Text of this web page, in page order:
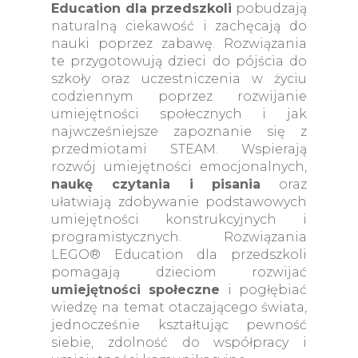
Education dla przedszkoli pobudzają
naturalną ciekawość i zachęcają do
nauki poprzez zabawę. Rozwiązania
te przygotowują dzieci do pójścia do
szkoły oraz uczestniczenia w życiu
codziennym poprzez rozwijanie
umiejętności społecznych i jak
najwcześniejsze zapoznanie się z
przedmiotami STEAM. Wspierają
rozwój umiejętności emocjonalnych,
naukę czytania i pisania oraz
ułatwiają zdobywanie podstawowych
umiejętności konstrukcyjnych i
programistycznych. Rozwiązania
LEGO® Education dla przedszkoli
pomagają dzieciom rozwijać
umiejętności społeczne i pogłębiać
wiedzę na temat otaczającego świata,
jednocześnie kształtując pewność
siebie, zdolność do współpracy i
Personal Learning